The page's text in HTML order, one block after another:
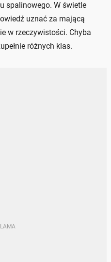
spalinowego. W świetle
uznać za mającą
w rzeczywistości. Chyba
różnych klas.